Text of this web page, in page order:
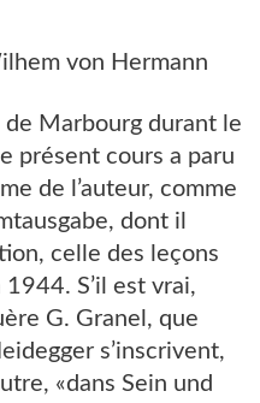
von Hermann
de Marbourg durant le
présent cours a paru
de l’auteur, comme
dont il
celle des leçons
S’il est vrai,
G. Granel, que
s’inscrivent,
«dans Sein und